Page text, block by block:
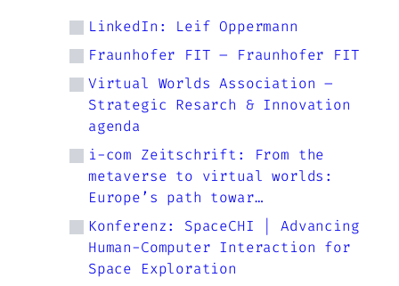
LinkedIn: Leif Oppermann
Fraunhofer FIT – Fraunhofer FIT
Virtual Worlds Association –
Strategic Resarch & Innovation
agenda
i-com Zeitschrift: From the
metaverse to virtual worlds:
Europe’s path towar…
Konferenz: SpaceCHI | Advancing
Human-Computer Interaction for
Space Exploration